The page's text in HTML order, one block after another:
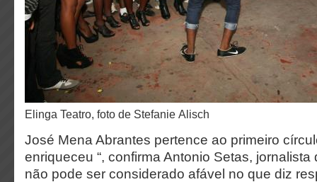
Elinga Teatro, foto de Stefanie Alisch
José Mena Abrantes pertence ao primeiro
enriqueceu “, confirma Antonio Setas,
não pode ser considerado afável no que diz